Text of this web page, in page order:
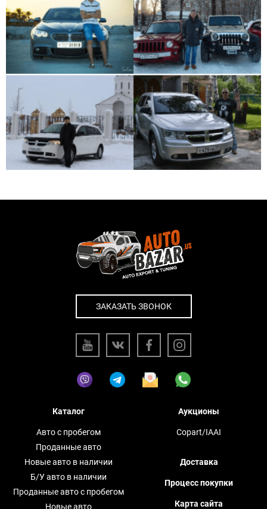
ЗАКАЗАТЬ ЗВОНОК
Каталог
Авто с пробегом
Проданные авто
Новые авто в наличии
Б/У авто в наличии
Проданные авто с пробегом
Новые авто
Аукционы
Copart/IAAI
Доставка
Процесс покупки
Карта сайта